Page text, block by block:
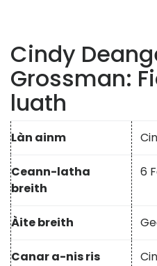
Cindy
Grossman:
luath
Làn ainm
Ceann-latha
breith
6
Àite breith
Canar a-nis ris